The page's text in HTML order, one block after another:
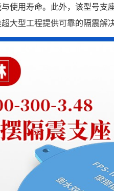
使用寿命。此外，该型号支
大型工程提供可靠的隔震解